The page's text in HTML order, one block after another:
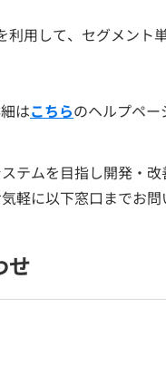
用して、セグメント
はこちらのヘルプペー
テムを目指し開発・改
軽に以下窓口までお問
せ